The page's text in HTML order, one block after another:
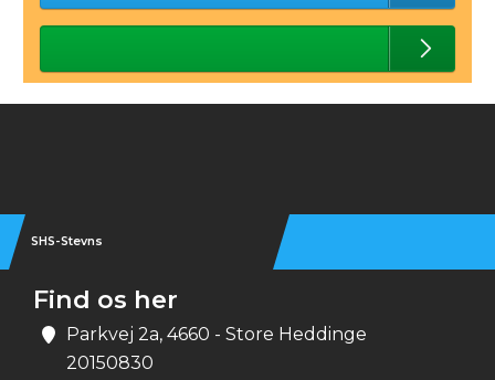
SHS-Stevns
Find os her
Parkvej 2a, 4660 - Store Heddinge
20150830